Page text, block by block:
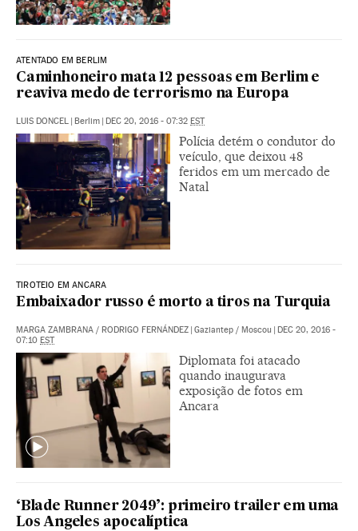
ATENTADO EM BERLIM
Caminhoneiro mata 12 pessoas em Berlim e
reaviva medo de terrorismo na Europa
LUIS DONCEL | Berlim | DEC 20, 2016 - 07:32 EST
Polícia detém o condutor do
veículo, que deixou 48
feridos em um mercado de
Natal
TIROTEIO EM ANCARA
Embaixador russo é morto a tiros na Turquia
MARGA ZAMBRANA / RODRIGO FERNÁNDEZ | Gaziantep / Moscou | DEC 20, 2016 -
07:10 EST
Diplomata foi atacado
quando inaugurava
exposição de fotos em
Ancara
‘Blade Runner 2049’: primeiro trailer em uma
Los Angeles apocalíptica